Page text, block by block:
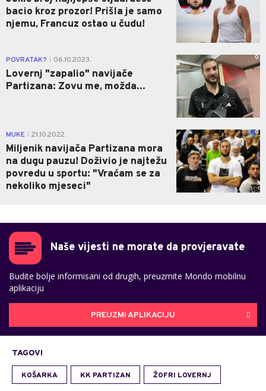
bacio kroz prozor! Prišla je samo
njemu, Francuz ostao u čudu!
POVRATAK? 06.10.2023.
Lovernj "zapalio" navijače
Partizana: Zovu me, možda...
0
MUKE 21.10.2022.
Miljenik navijača Partizana mora
na dugu pauzu! Doživio je najtežu
povredu u sportu: "Vraćam se za
nekoliko mjeseci"
0
Naše vijesti ne morate da provjeravate
Budite bolje informisani od drugih, preuzmite Mondo mobilnu
aplikaciju
PREUZMI APLIKACIJU
TAGOVI
KOŠARKA KK PARTIZAN ŽOFRI LOVERNJ